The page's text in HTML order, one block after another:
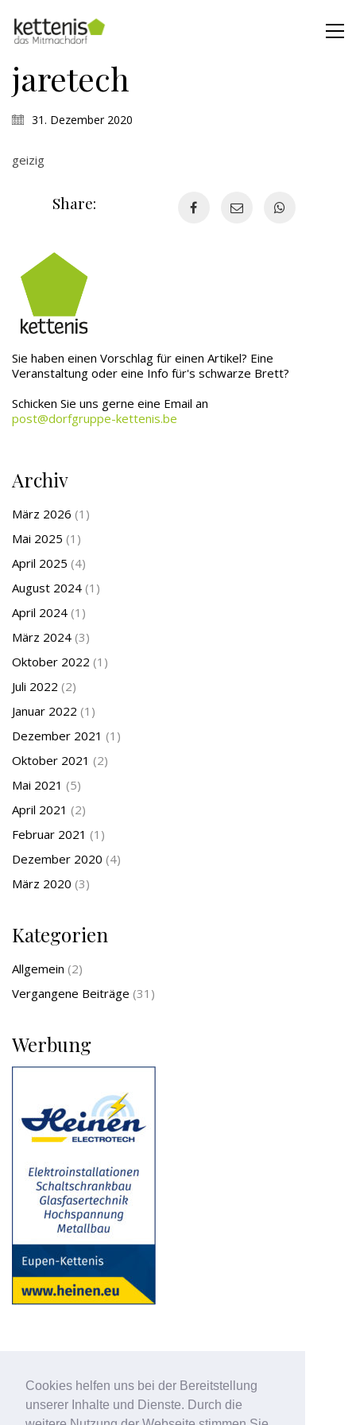
Cookies helfen uns bei der Bereitstellung
unserer Inhalte und Dienste. Durch die
jaretech
31. Dezember 2020
geizig
Share:
Sie haben einen Vorschlag für einen Artikel? Eine
Veranstaltung oder eine Info für's schwarze Brett?
Schicken Sie uns gerne eine Email an
post@dorfgruppe-kettenis.be
Archiv
März 2026 (1)
Mai 2025 (1)
April 2025 (4)
August 2024 (1)
April 2024 (1)
März 2024 (3)
Oktober 2022 (1)
Juli 2022 (2)
Januar 2022 (1)
Dezember 2021 (1)
Oktober 2021 (2)
Mai 2021 (5)
April 2021 (2)
Februar 2021 (1)
Dezember 2020 (4)
März 2020 (3)
Kategorien
Allgemein (2)
Vergangene Beiträge (31)
Werbung